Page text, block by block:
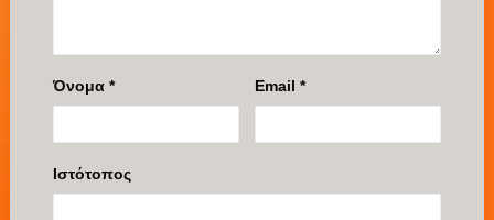
Όνομα * Email*
Ιστότοπος